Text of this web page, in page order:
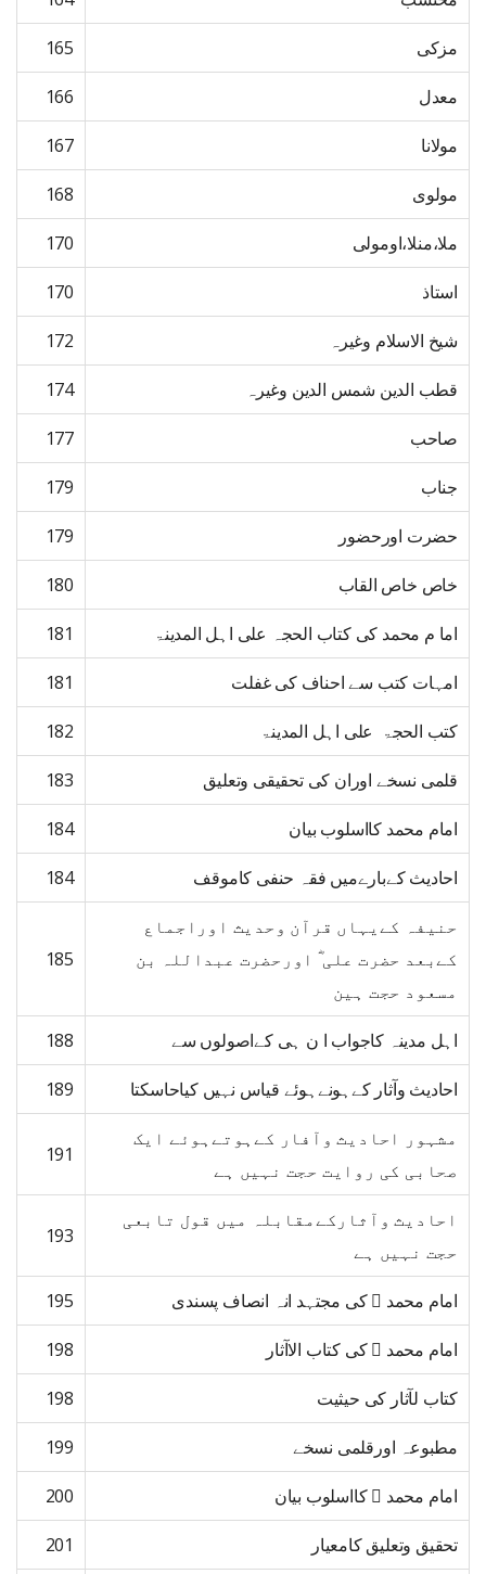
مزکی 165
معدل 166
مولانا 167
مولوی 168
ملا،منلا،اومولی 170
استاذ 170
شیخ الاسلام وغیرہ 172
قطب الدین شمس الدین وغیرہ 174
صاحب 177
جناب 179
حضرت اورحضور 179
خاص خاص القاب 180
اما م محمد کی کتاب الحجہ علی اہل المدینۃ 181
امہات کتب سے احناف کی غفلت 181
کتب الحجۃ علی اہل المدینۃ 182
قلمی نسخے اوران کی تحقیقی وتعلیق 183
امام محمد کااسلوب بیان 184
احادیث کےبارےمیں فقہ حنفی کاموقف 184
حنیفہ کےیہاں قرآن وحدیث اوراجماع
کےبعد حضرت علی ؓ اورحضرت عبداللہ بن
مسعود حجت ہین
185
اہل مدینہ کاجواب ا ن ہی کےاصولوں سے 188
احادیث وآثار کےہونےہوئے قیاس نہیں کیاحاسکتا 189
مشہور احادیث وآفار کےہوتےہوئے ایک
صحابی کی روایت حجت نہیں ہے
191
احادیث وآثارکےمقابلہ میں قول تابعی
حجت نہیں ہے
193
امام محمد  کی مجتہد انہ انصاف پسندی 195
امام محمد  کی کتاب الاآثار 198
کتاب لآثار کی حیثیت 198
مطبوعہ اورقلمی نسخے 199
امام محمد  کااسلوب بیان 200
تحقیق وتعلیق کامعیار 201